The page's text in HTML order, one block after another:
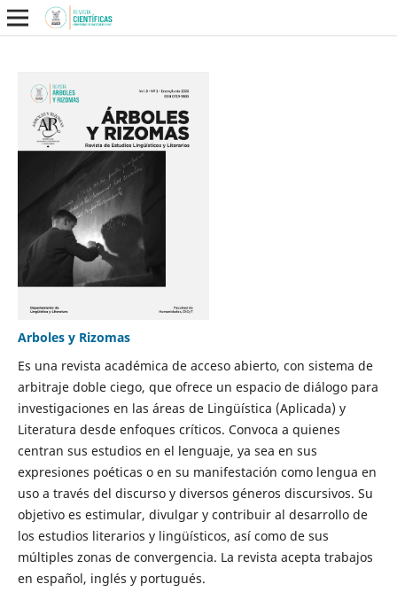
Arboles y Rizomas
Es una revista académica de acceso abierto, con sistema de
arbitraje doble ciego, que ofrece un espacio de diálogo para
investigaciones en las áreas de Lingüística (Aplicada) y
Literatura desde enfoques críticos. Convoca a quienes
centran sus estudios en el lenguaje, ya sea en sus
expresiones poéticas o en su manifestación como lengua en
uso a través del discurso y diversos géneros discursivos. Su
objetivo es estimular, divulgar y contribuir al desarrollo de
los estudios literarios y lingüísticos, así como de sus
múltiples zonas de convergencia. La revista acepta trabajos
en español, inglés y portugués.